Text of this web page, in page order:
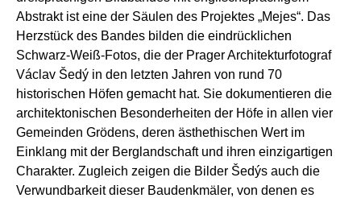
Abstrakt ist eine der Säulen des Projektes „Mejes“. Das
Herzstück des Bandes bilden die eindrücklichen
Schwarz-Weiß-Fotos, die der Prager Architekturfotograf
Václav Šedý in den letzten Jahren von rund 70
historischen Höfen gemacht hat. Sie dokumentieren die
architektonischen Besonderheiten der Höfe in allen vier
Gemeinden Grödens, deren ästhethischen Wert im
Einklang mit der Berglandschaft und ihren einzigartigen
Charakter. Zugleich zeigen die Bilder Šedýs auch die
Verwundbarkeit dieser Baudenkmäler, von denen es